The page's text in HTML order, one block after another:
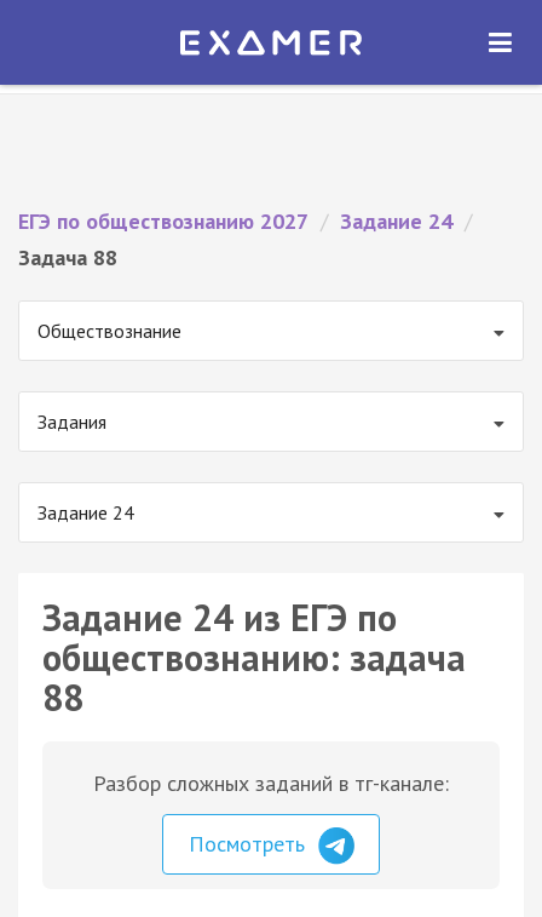
Экзамер — ЕГЭ 2027
ОТКРЫТЬ
ЕГЭ по обществознанию 2027 / Задание 24 /
Задача 88
Обществознание
Задания
Задание 24
Задание 24 из ЕГЭ по
обществознанию: задача
88
Разбор сложных заданий в тг-канале:
Посмотреть